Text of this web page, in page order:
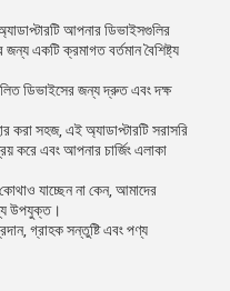
আপনার ডিভাইসগুলির
জন্য একটি ক্রমাগত বর্তমান বৈশিষ্ট্য
ডিভাইসের জন্য দ্রুত এবং দক্ষ
করা সহজ, এই অ্যাডাপ্টারটি সরাসরি
করে এবং আপনার চার্জিং এলাকা
যাচ্ছেন না কেন, আমাদের
উপযুক্ত।
গ্রাহক সন্তুষ্টি এবং পণ্য